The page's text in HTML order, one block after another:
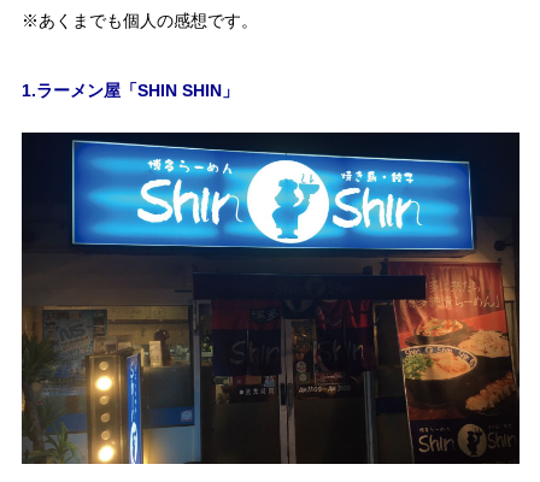
※あくまでも個人の感想です。
1.ラーメン屋「SHIN SHIN」